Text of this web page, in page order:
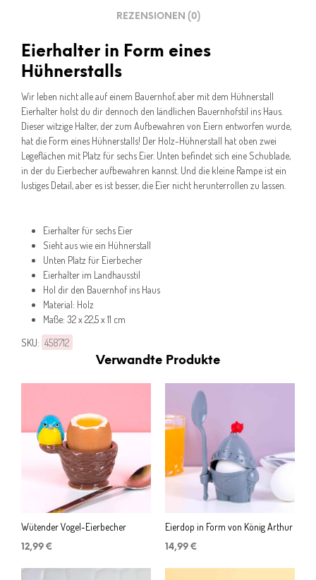
REZENSIONEN (0)
Eierhalter in Form eines
Hühnerstalls
Wir leben nicht alle auf einem Bauernhof, aber mit dem Hühnerstall
Eierhalter holst du dir dennoch den ländlichen Bauernhofstil ins Haus.
Dieser witzige Halter, der zum Aufbewahren von Eiern entworfen wurde,
hat die Form eines Hühnerstalls! Der Holz-Hühnerstall hat oben zwei
Legeflächen mit Platz für sechs Eier. Unten befindet sich eine Schublade,
in der du Eierbecher aufbewahren kannst. Und die kleine Rampe ist ein
lustiges Detail, aber es ist besser, die Eier nicht herunterrollen zu lassen.
Eierhalter für sechs Eier
Sieht aus wie ein Hühnerstall
Unten Platz für Eierbecher
Eierhalter im Landhausstil
Hol dir den Bauernhof ins Haus
Material: Holz
Maße: 32 x 22,5 x 11 cm
SKU: 458712
Verwandte Produkte
Wütender Vogel-Eierbecher
12,99 €
Eierdop in Form von König Arthur
14,99 €